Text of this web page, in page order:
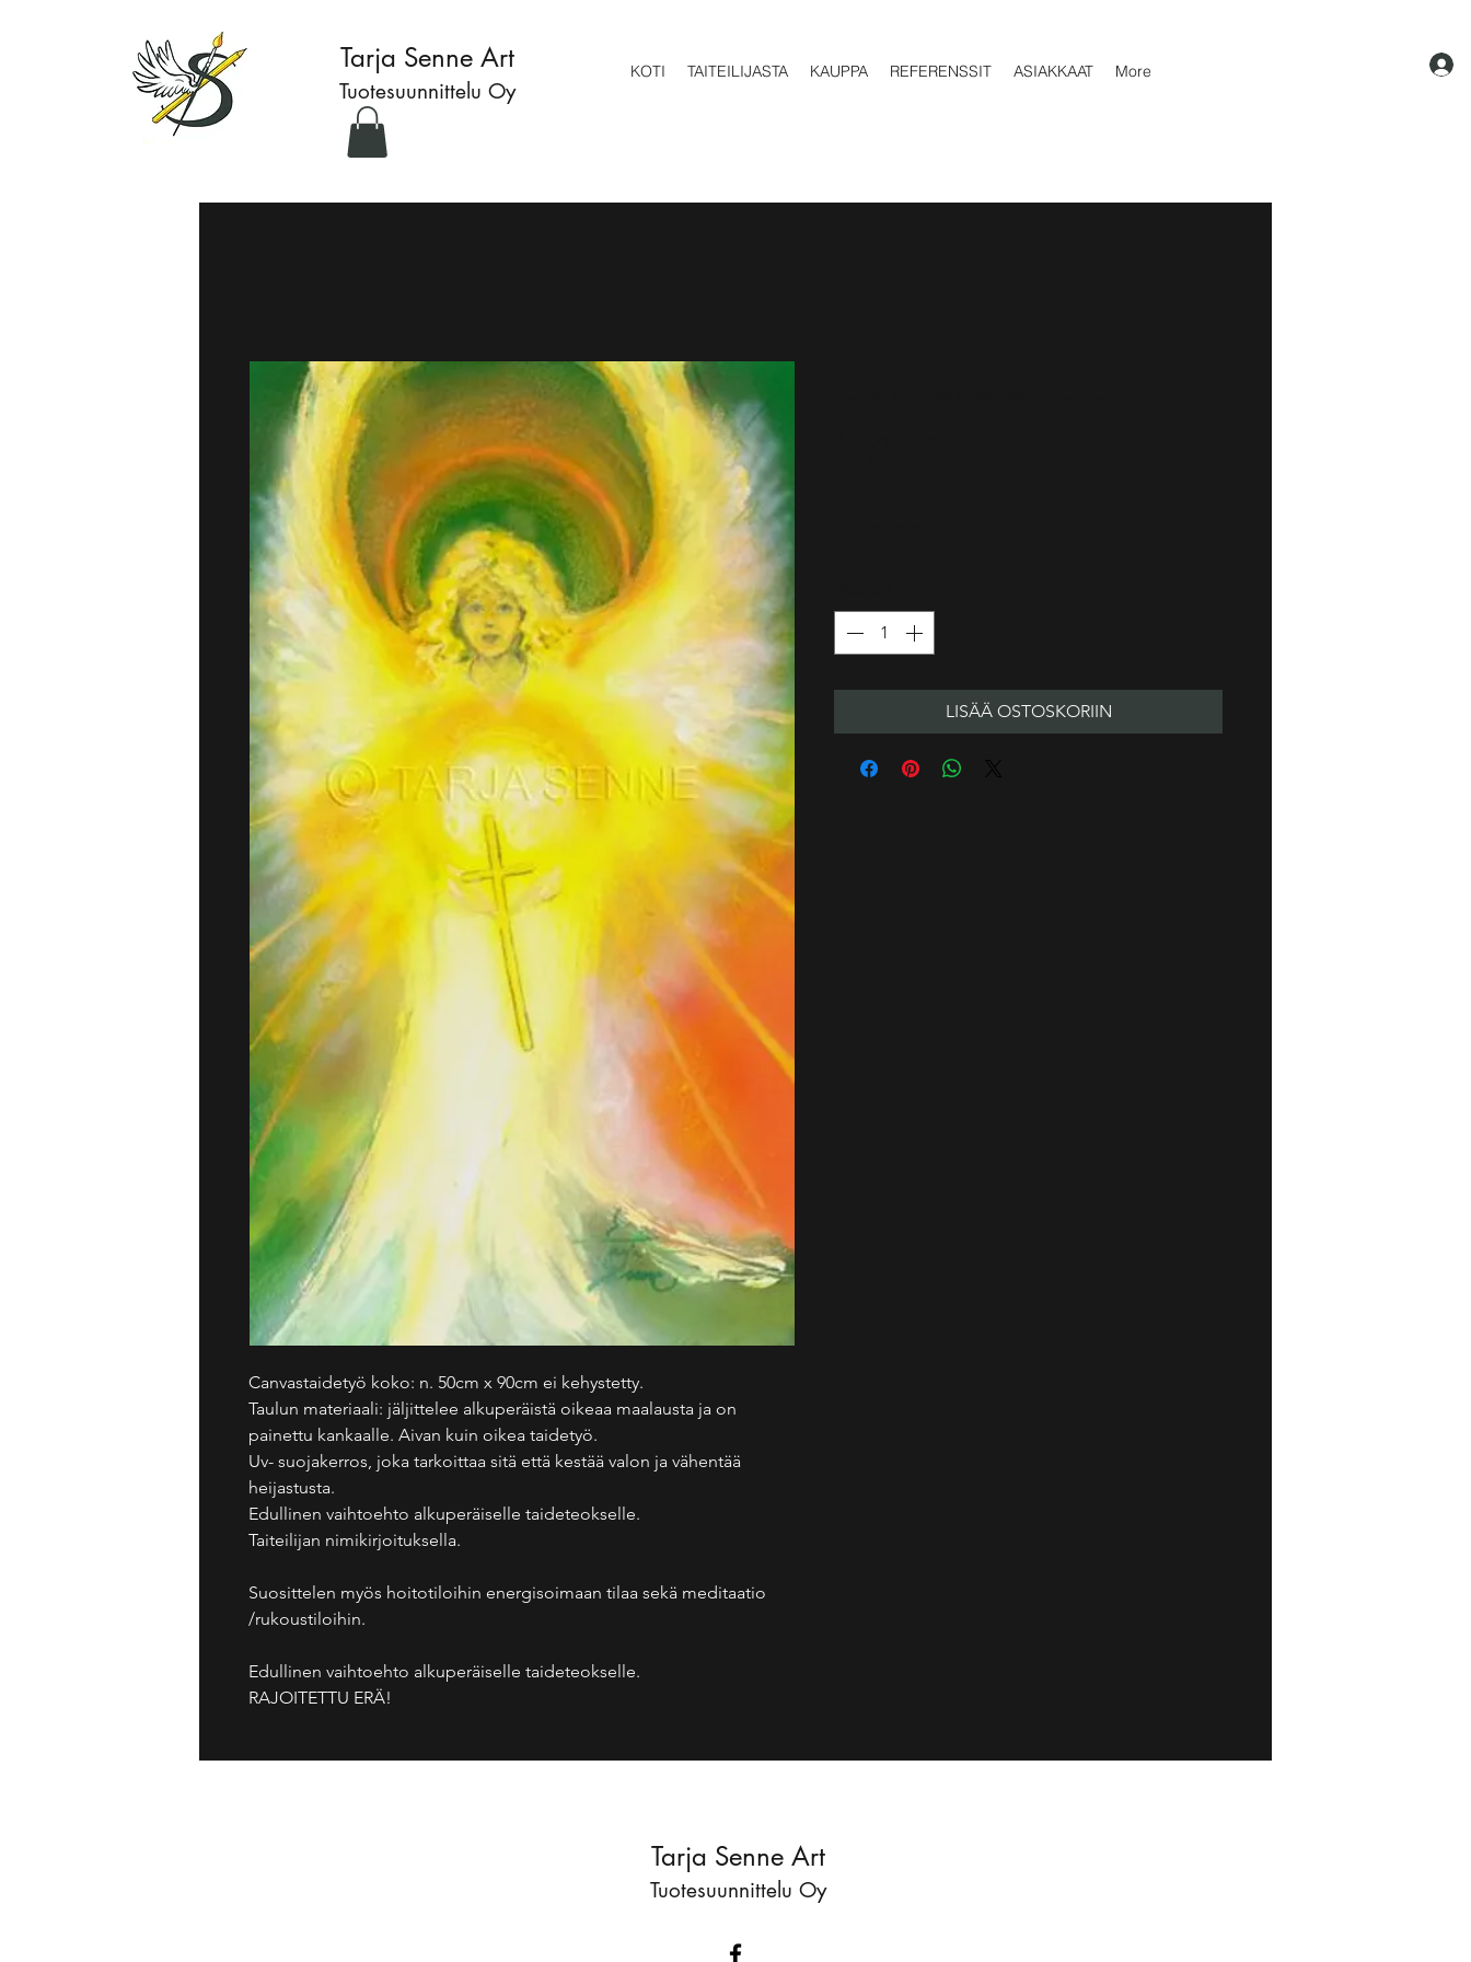
Tarja Senne Art
Tuotesuunnittelu Oy
KOTI TAITEILIJASTA KAUPPA REFERENSSIT ASIAKKAAT More
Canvastaidetyö koko: n. 50cm x 90cm ei kehystetty.
Taulun materiaali: jäljittelee alkuperäistä oikeaa maalausta ja on
painettu kankaalle. Aivan kuin oikea taidetyö.
Uv- suojakerros, joka tarkoittaa sitä että kestää valon ja vähentää
heijastusta.
Edullinen vaihtoehto alkuperäiselle taideteokselle.
Taiteilijan nimikirjoituksella.
Suosittelen myös hoitotiloihin energisoimaan tilaa sekä meditaatio
/rukoustiloihin.
Edullinen vaihtoehto alkuperäiselle taideteokselle.
RAJOITETTU ERÄ!
LISÄÄ OSTOSKORIIN
Tarja Senne Art
Tuotesuunnittelu Oy